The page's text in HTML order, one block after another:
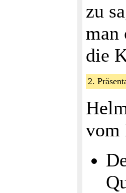
zu
man
die
2.
vom